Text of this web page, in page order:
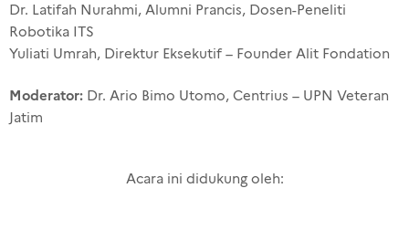
Dr. Latifah Nurahmi, Alumni Prancis, Dosen-Peneliti
Robotika ITS
Yuliati Umrah, Direktur Eksekutif – Founder Alit Fondation
Moderator: Dr. Ario Bimo Utomo, Centrius – UPN Veteran
Jatim
Acara ini didukung oleh: